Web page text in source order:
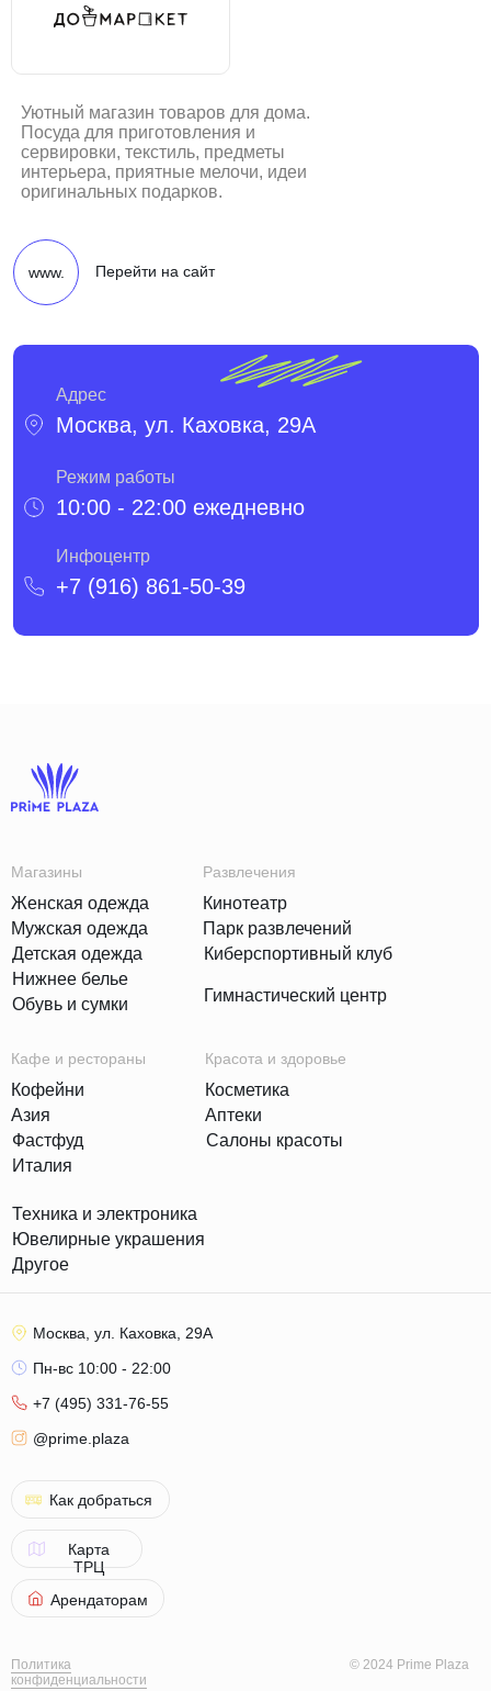
Уютный магазин товаров для дома.
Посуда для приготовления и
сервировки, текстиль, предметы
интерьера, приятные мелочи, идеи
оригинальных подарков.
www. Перейти на сайт
Москва, ул. Каховка, 29А
10:00 - 22:00 ежедневно
Адрес
Режим работы
+7 (916) 861-50-39
Инфоцентр
Москва, ул. Каховка, 29А
Пн-вс 10:00 - 22:00
+7 (495) 331-76-55
Карта
ТРЦ
Арендаторам
Как добраться
Политика
конфиденциальности
Магазины
Женская одежда
Мужская одежда
Детская одежда
Нижнее белье
Развлечения
Кинотеатр
Парк развлечений
Киберспортивный клуб
Гимнастический центр
Кафе и рестораны
Кофейни
Фастфуд
Италия
Азия
Красота и здоровье
Косметика
Аптеки
Салоны красоты
Техника и электроника
Ювелирные украшения
© 2024 Prime Plaza
Обувь и сумки
Другое
@prime.plaza